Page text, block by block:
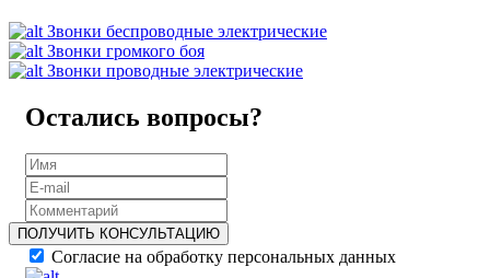
Звонки беспроводные электрические
Звонки громкого боя
Звонки проводные электрические
Остались вопросы?
ПОЛУЧИТЬ КОНСУЛЬТАЦИЮ
Согласие на обработку персональных данных